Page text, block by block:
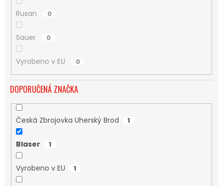
Rusan 0
Sauer 0
Vyrobeno v EU 0
DOPORUČENÁ ZNAČKA
Česká Zbrojovka Uherský Brod 1
Blaser 1
Vyrobeno v EU 1